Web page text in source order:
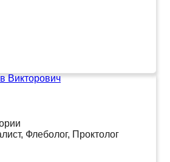
Викторович
Флеболог, Проктолог